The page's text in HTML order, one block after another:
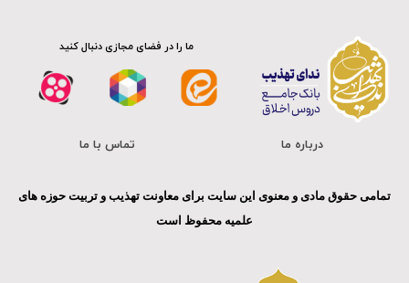
ما را در فضای مجازی دنبال کنید
درباره ما تماس با ما
تمامی حقوق مادی و معنوی این سایت برای معاونت تهذیب و تربیت حوزه های
علمیه محفوظ است